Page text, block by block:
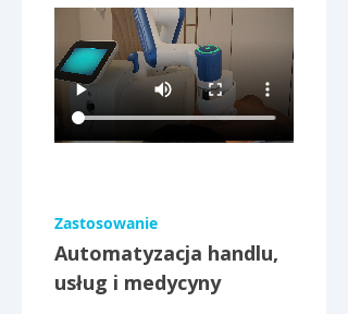
Zastosowanie
Automatyzacja handlu,
usług i medycyny